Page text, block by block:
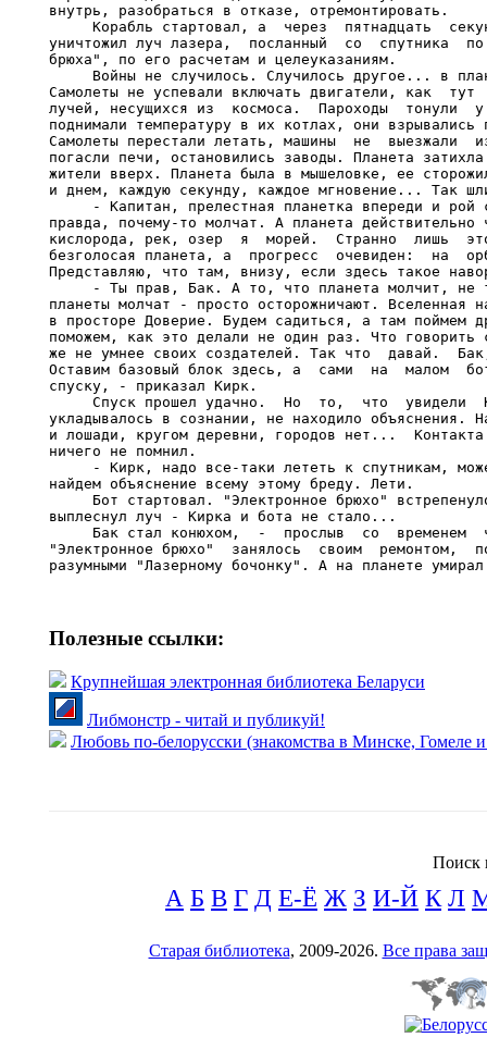
Полезные ссылки:
Крупнейшая электронная библиотека Беларуси
Либмонстр - читай и публикуй!
Любовь по-белорусски (знакомства в Минске, Гомеле
Поиск
А Б В Г Д Е-Ё Ж З И-Й К Л
Старая библиотека, 2009-2026. Все права